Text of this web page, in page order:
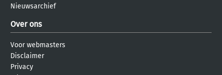
Nieuwsarchief
Over ons
Voor webmasters
Disclaimer
Privacy